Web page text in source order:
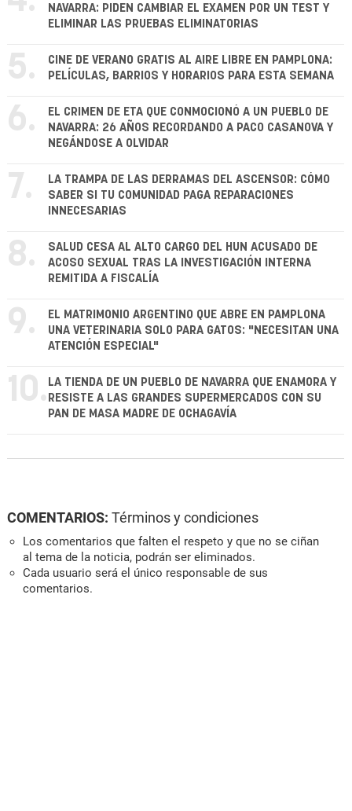
NAVARRA: PIDEN CAMBIAR EL EXAMEN POR UN TEST Y
ELIMINAR LAS PRUEBAS ELIMINATORIAS
5.
CINE DE VERANO GRATIS AL AIRE LIBRE EN PAMPLONA:
PELÍCULAS, BARRIOS Y HORARIOS PARA ESTA SEMANA
6.
EL CRIMEN DE ETA QUE CONMOCIONÓ A UN PUEBLO DE
NAVARRA: 26 AÑOS RECORDANDO A PACO CASANOVA Y
NEGÁNDOSE A OLVIDAR
7.
LA TRAMPA DE LAS DERRAMAS DEL ASCENSOR: CÓMO
SABER SI TU COMUNIDAD PAGA REPARACIONES
INNECESARIAS
8.
SALUD CESA AL ALTO CARGO DEL HUN ACUSADO DE
ACOSO SEXUAL TRAS LA INVESTIGACIÓN INTERNA
REMITIDA A FISCALÍA
9.
EL MATRIMONIO ARGENTINO QUE ABRE EN PAMPLONA
UNA VETERINARIA SOLO PARA GATOS: "NECESITAN UNA
ATENCIÓN ESPECIAL"
10. LA TIENDA DE UN PUEBLO DE NAVARRA QUE ENAMORA Y
RESISTE A LAS GRANDES SUPERMERCADOS CON SU
PAN DE MASA MADRE DE OCHAGAVÍA
COMENTARIOS: Términos y condiciones
Los comentarios que falten el respeto y que no se ciñan
al tema de la noticia, podrán ser eliminados.
Cada usuario será el único responsable de sus
comentarios.